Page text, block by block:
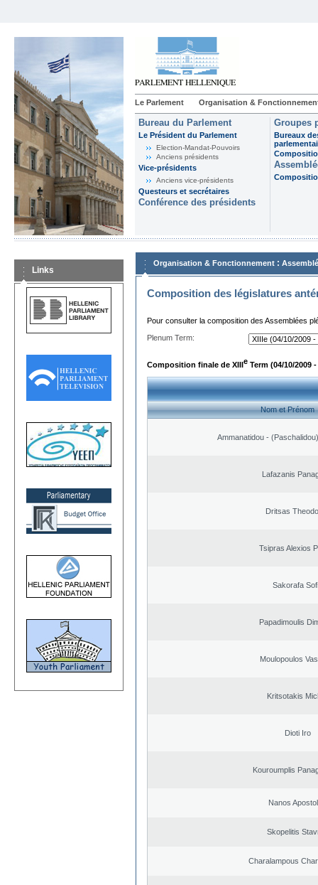
Le Parlement Organisation &
Bureau du Parlement
Le Président du Parlement
Election-Mandat-Pouvoirs
Anciens présidents
Vice-présidents
Anciens vice-présidents
Questeurs et secrétaires
Conférence des présidents
Groupes
Bureaux
Links
Organisation & Fonctionnement :
Composition des législatures
Pour consulter la composition des Assemblées
Plenum Term:
Composition finale de XIIIe Term (04/10/2009 -
Nom et Prénom
Ammanatidou -
Lafazanis
Dritsas
Tsipras Alexios
Sakorafa
Papadimoulis
Moulopoulos
Kritsotakis
Dioti Iro
Kouroumplis
Nanos
Skopelitis
Charalampous